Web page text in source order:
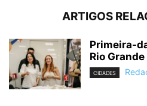
ARTIGOS
Primeira-
Rio
CIDADES